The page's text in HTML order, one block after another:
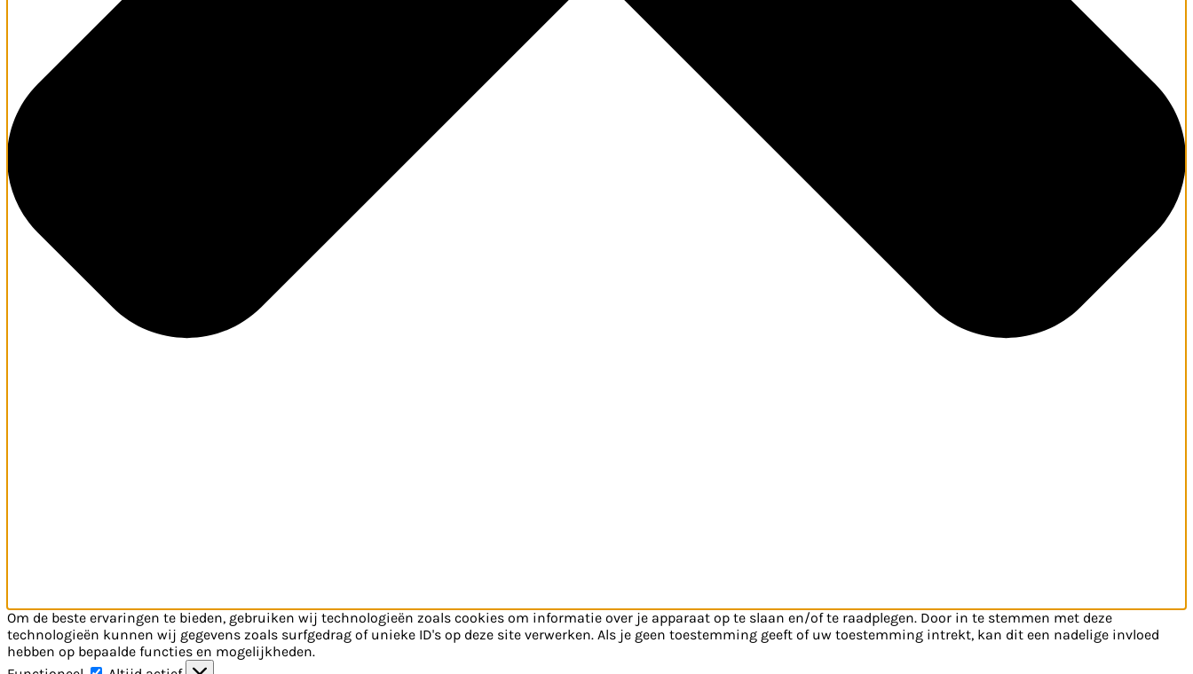
Om de beste ervaringen te bieden, gebruiken wij technologieën zoals cookies om informatie over je apparaat op te slaan en/of te raadplegen. Door in te stemmen met deze
technologieën kunnen wij gegevens zoals surfgedrag of unieke ID's op deze site verwerken. Als je geen toestemming geeft of uw toestemming intrekt, kan dit een nadelige invloed
hebben op bepaalde functies en mogelijkheden.
Functioneel